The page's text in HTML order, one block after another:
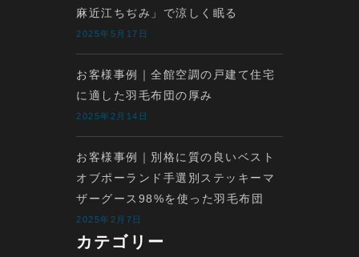
麻近江ちぢみ」で涼しく眠る
2025年5月17日
お客様事例｜全館空調の戸建て住宅
に適した羽毛布団の厚み
2025年2月14日
お客様事例｜別格に質の良いベスト
オブポーランド手選別ステッキーマ
ザーグース98%を使った羽毛布団
2025年2月7日
カテゴリー